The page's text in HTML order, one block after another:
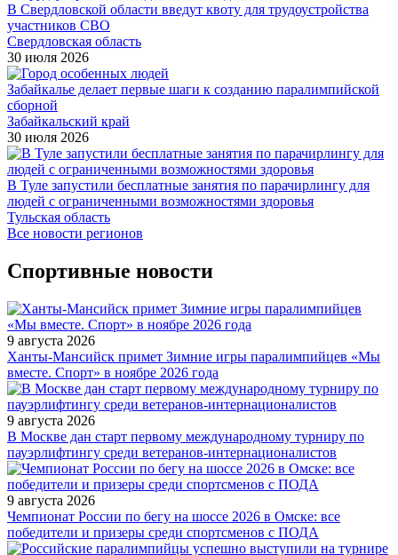
В Свердловской области введут квоту для трудоустройства
участников СВО
Свердловская область
30 июля 2026
Забайкалье делает первые шаги к созданию паралимпийской
сборной
Забайкальский край
30 июля 2026
В Туле запустили бесплатные занятия по парачирлингу для
людей с ограниченными возможностями здоровья
Тульская область
Все новости регионов
Спортивные новости
9 августа 2026
Ханты-Мансийск примет Зимние игры паралимпийцев «Мы
вместе. Спорт» в ноябре 2026 года
9 августа 2026
В Москве дан старт первому международному турниру по
пауэрлифтингу среди ветеранов-интернационалистов
9 августа 2026
Чемпионат России по бегу на шоссе 2026 в Омске: все
победители и призеры среди спортсменов с ПОДА